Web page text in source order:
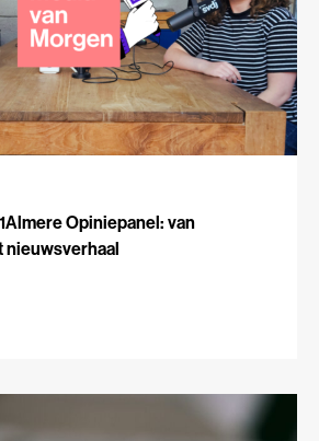
Opiniepanel: van
nieuwsverhaal